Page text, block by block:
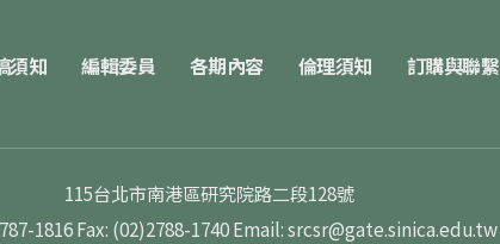
須知 編輯委員 各期內容 倫理須知 訂購與聯繫
115台北市南港區研究院路二段128號
1816 Fax: (02)2788-1740 Email: srcsr@gate.sinica.edu.tw